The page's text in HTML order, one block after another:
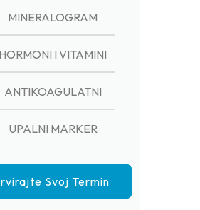
MINERALOGRAM
HORMONI I VITAMINI
ANTIKOAGULATNI
UPALNI MARKER
Svoj Termin